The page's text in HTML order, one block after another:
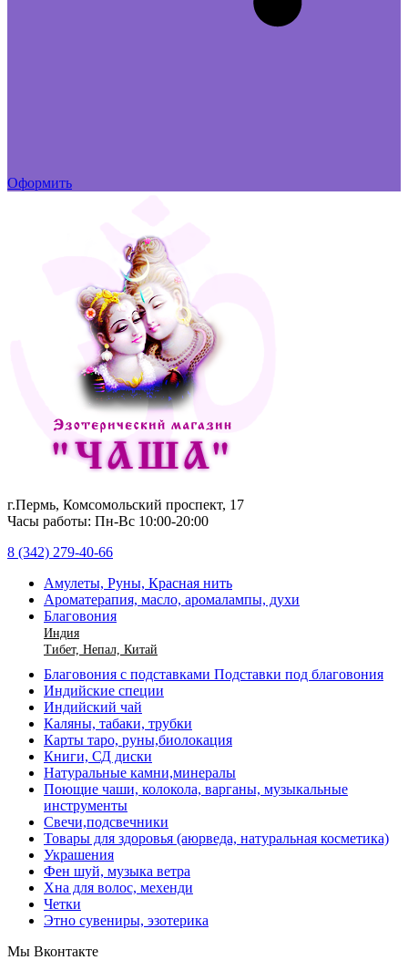
Оформить
г.Пермь, Комсомольский проспект, 17
Часы работы: Пн-Вс 10:00-20:00
8 (342) 279-40-66
Амулеты, Руны, Красная нить
Ароматерапия, масло, аромалампы, духи
Благовония
Индия
Тибет, Непал, Китай
Благовония с подставками Подставки под благовония
Индийские специи
Индийский чай
Каляны, табаки, трубки
Карты таро, руны,биолокация
Книги, СД диски
Натуральные камни,минералы
Поющие чаши, колокола, варганы, музыкальные
инструменты
Свечи,подсвечники
Товары для здоровья (аюрведа, натуральная косметика)
Украшения
Фен шуй, музыка ветра
Хна для волос, мехенди
Четки
Этно сувениры, эзотерика
Мы Вконтакте